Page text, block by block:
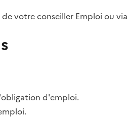
votre conseiller Emploi ou
d'emploi.